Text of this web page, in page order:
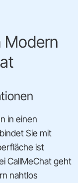
Modern
in einen
Sie mit
ist
CallMeChat geht
nahtlos